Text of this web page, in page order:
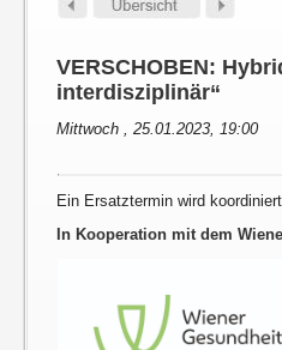
VERSCHOBEN:
interdisziplinär“
Mittwoch , 25.01.2023, 19:00
Ein Ersatztermin wird
In Kooperation mit dem